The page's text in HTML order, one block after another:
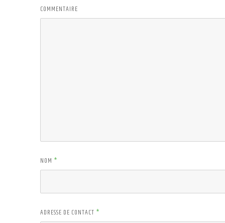
COMMENTAIRE
NOM *
ADRESSE DE CONTACT *